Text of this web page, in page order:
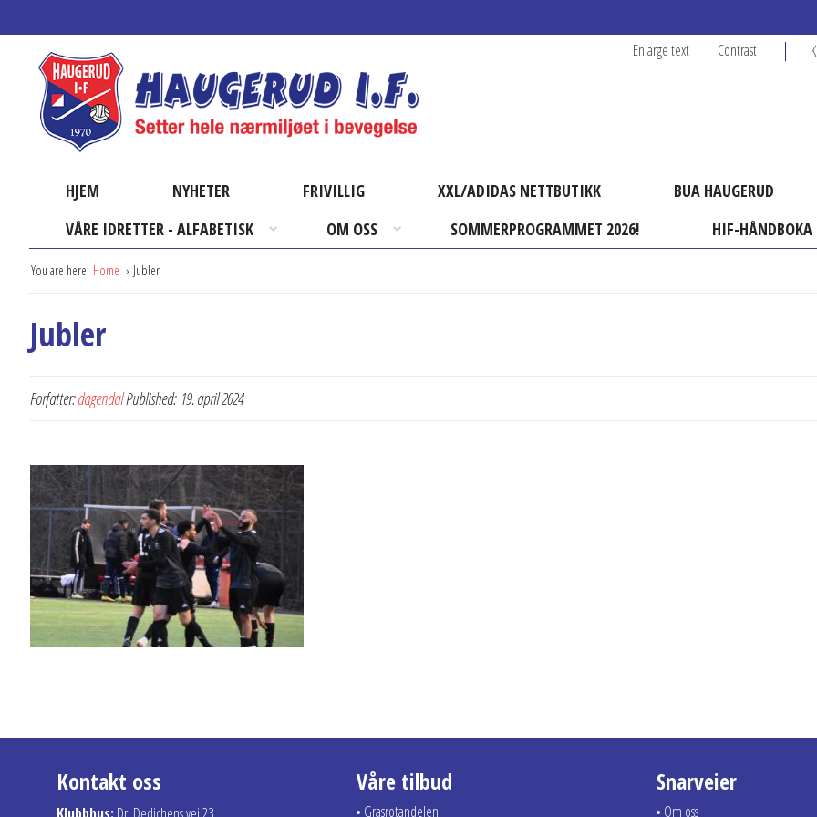
Enlarge text Contrast
HJEM NYHETER FRIVILLIG XXL/ADIDAS NETTBUTIKK
BUA HAUGERUD
VÅRE IDRETTER - ALFABETISK
OM OSS SOMMERPROGRAMMET 2026! HIF-HÅNDBOKA
You are here: Home Jubler
Jubler
Forfatter:dagendalPublished: 19. april 2024
Kontakt oss
Klubbhus: Dr. Dedichens vei 23
Våre tilbud
Grasrotandelen
Snarveier
Om oss